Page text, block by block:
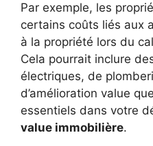
Par exemple, les
certains coûts liés aux
à la propriété lors du
Cela pourrait inclure
électriques, de
d’amélioration value
essentiels dans votre
value immobilière.